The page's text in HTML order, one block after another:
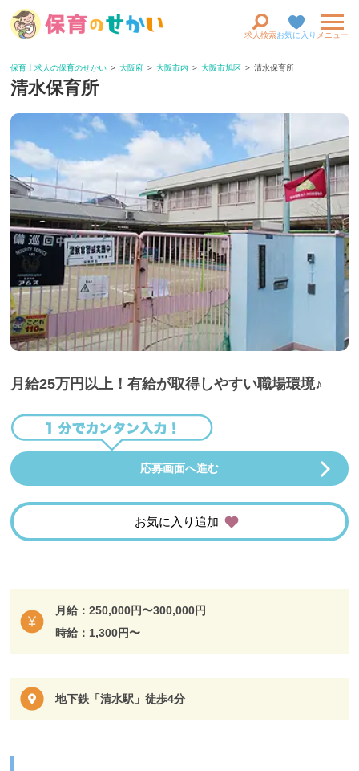
求人検索お気に入り メニュー
保育士求人の保育のせかい 大阪府 大阪市内 大阪市旭区 清水保育所
清水保育所
月給25万円以上！有給が取得しやすい職場環境♪
応募画面へ進む
お気に入り追加
月給：250,000円〜300,000円
時給：1,300円〜
地下鉄「清水駅」徒歩4分